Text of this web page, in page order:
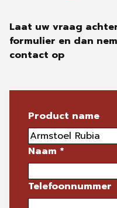
Laat uw vraag
formulier en dan
contact op
Product name
Naam *
Telefoonnummer